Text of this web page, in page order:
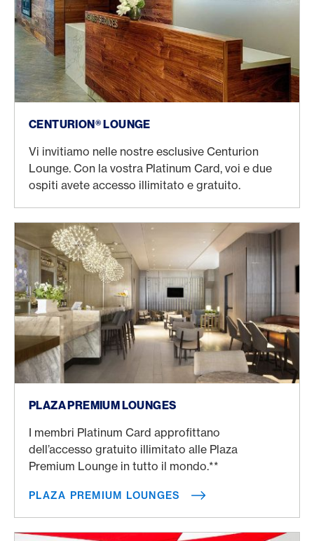
CENTURION® LOUNGE
Vi invitiamo nelle nostre esclusive Centurion
Lounge. Con la vostra Platinum Card, voi e due
ospiti avete accesso illimitato e gratuito.
PLAZA PREMIUM LOUNGES
I membri Platinum Card approfittano
dell’accesso gratuito illimitato alle Plaza
Premium Lounge in tutto il mondo.**
PLAZA PREMIUM LOUNGES